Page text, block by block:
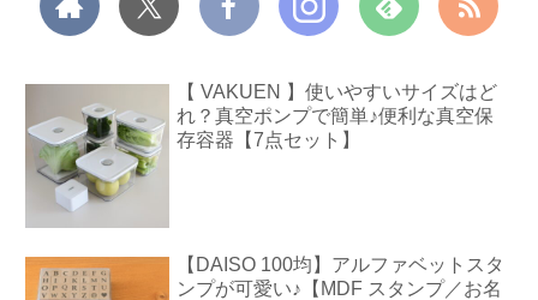
【 VAKUEN 】使いやすいサイズはど
れ？真空ポンプで簡単♪便利な真空保
存容器【7点セット】
【DAISO 100均】アルファベットスタ
ンプが可愛い♪【MDF スタンプ／お名